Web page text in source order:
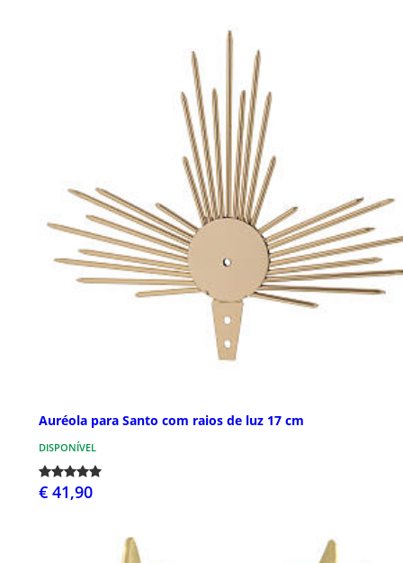
Auréola para Santo com raios de luz 17 cm
DISPONÍVEL
€ 41,90